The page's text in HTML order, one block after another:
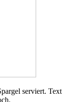
serviert. Text